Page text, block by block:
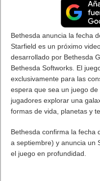
Bethesda anuncia la fecha
Starfield es un próximo
desarrollado por Bethesda
Bethesda Softworks. El
exclusivamente para las
espera que sea un juego
jugadores explorar una
formas de vida, planetas y
Bethesda confirma la fecha
a septiembre) y anuncia un
el juego en profundidad.